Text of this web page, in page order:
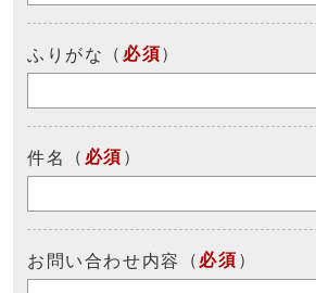
ふりがな （ 必須）
件名 （ 必須 ）
お問い合わせ内容 （ 必須 ）